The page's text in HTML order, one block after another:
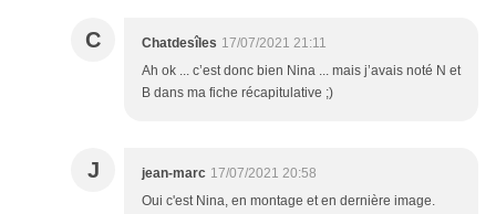
C Chatdesîles 17/07/2021 21:11
Ah ok ... c’est donc bien Nina ... mais j’avais noté N et
B dans ma fiche récapitulative ;)
J jean-marc 17/07/2021 20:58
Oui c'est Nina, en montage et en dernière image.